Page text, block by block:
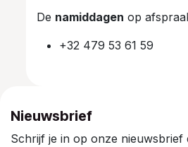
De namiddagen op
+32 479 53 61 59
Nieuwsbrief
Schrijf je in op onze nieuwsbrief